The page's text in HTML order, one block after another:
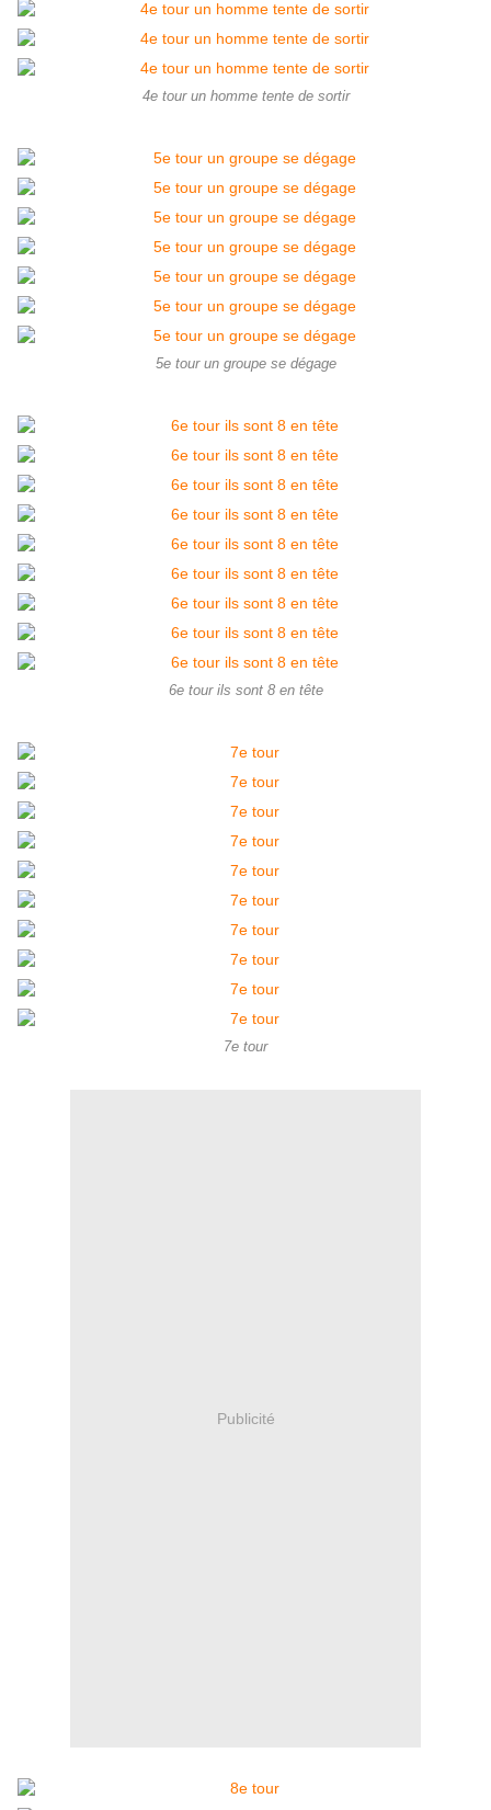
4e tour un homme tente de sortir
5e tour un groupe se dégage
6e tour ils sont 8 en tête
7e tour
Publicité